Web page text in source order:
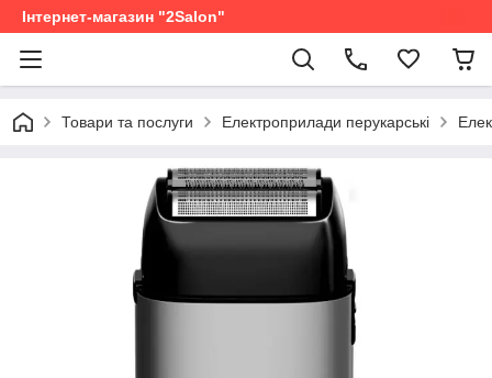
Інтернет-магазин "2Salon"
Товари та послуги Електроприлади перукарські